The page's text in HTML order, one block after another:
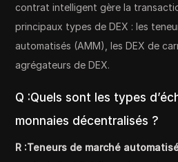
contrat intelligent gère la
principaux types de DEX : les
automatisés (AMM), les DEX de
agrégateurs de DEX.
Q :Quels sont les types
monnaies décentralisés ?
R :Teneurs de marché